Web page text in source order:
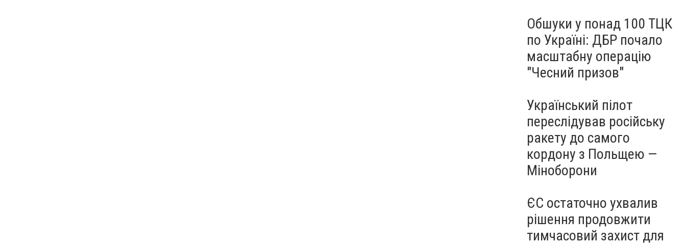
Обшуки у понад 100 ТЦК
по Україні: ДБР почало
масштабну операцію
"Чесний призов"
Український пілот
переслідував російську
ракету до самого
кордону з Польщею —
Міноборони
ЄС остаточно ухвалив
рішення продовжити
тимчасовий захист для